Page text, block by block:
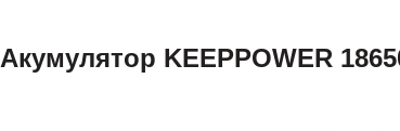
Акумулятор KEEPPOWER